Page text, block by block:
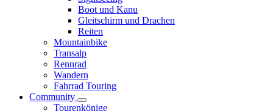
Boot und Kanu
Gleitschirm und Drachen
Reiten
Mountainbike
Transalp
Rennrad
Wandern
Fahrrad Touring
Community
Tourenkönige